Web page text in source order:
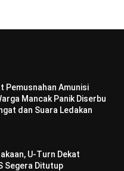
Pemusnahan Amunisi
Mancak Panik Diserbu
dan Suara Ledakan
U-Turn Dekat
Segera Ditutup